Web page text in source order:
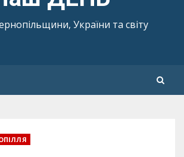
України та світу